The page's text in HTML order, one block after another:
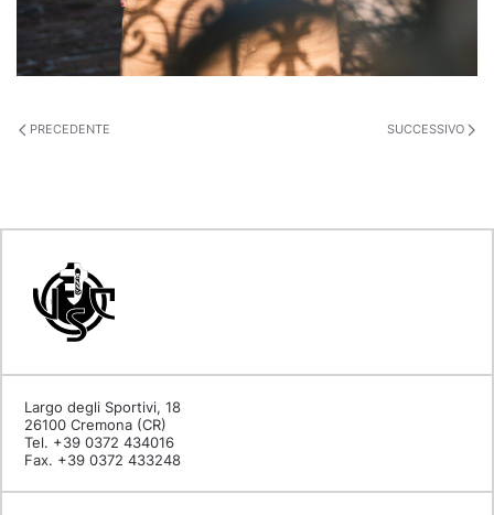
PRECEDENTE SUCCESSIVO
Largo degli Sportivi, 18
26100 Cremona (CR)
Tel. +39 0372 434016
Fax. +39 0372 433248